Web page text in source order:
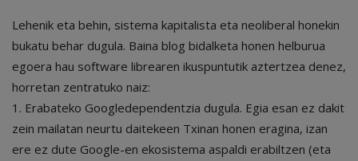
Lehenik eta behin, sistema kapitalista eta neoliberal honekin
bukatu behar dugula. Baina blog bidalketa honen helburua
egoera hau software librearen ikuspuntutik aztertzea denez,
horretan zentratuko naiz:
1. Erabateko Googledependentzia dugula. Egia esan ez dakit
zein mailatan neurtu daitekeen Txinan honen eragina, izan
ere ez dute Google-en ekosistema aspaldi erabiltzen (eta